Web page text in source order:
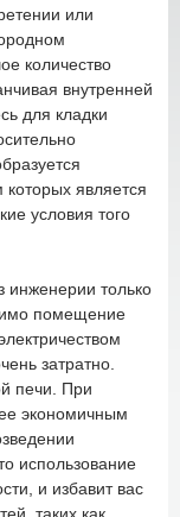
или
количество
внутренней
для кладки
является
условия того
инженерии только
помещение
затратно.
печи. При
экономичным
использование
и избавит вас
таких как